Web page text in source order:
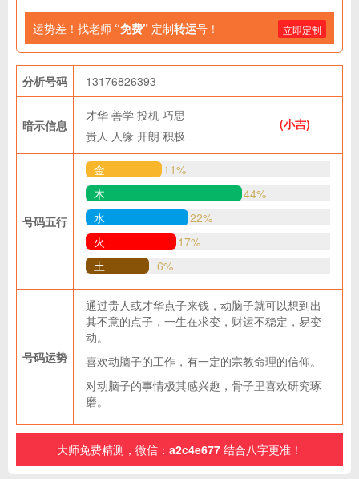
运势差！找老师 “免费” 定制转运号！ 立即定制
分析号码 13176826393
暗示信息
才华 善学 投机 巧思
贵人 人缘 开朗 积极
(小吉)
号码五行
金
11%
木
44%
水
22%
火
17%
土
6%
号码运势
通过贵人或才华点子来钱，动脑子就可以想到出
其不意的点子，一生在求变，财运不稳定，易变
动。
喜欢动脑子的工作，有一定的宗教命理的信仰。
对动脑子的事情极其感兴趣，骨子里喜欢研究琢
磨。
大师免费精测，微信： a2c4e677 结合八字更准！